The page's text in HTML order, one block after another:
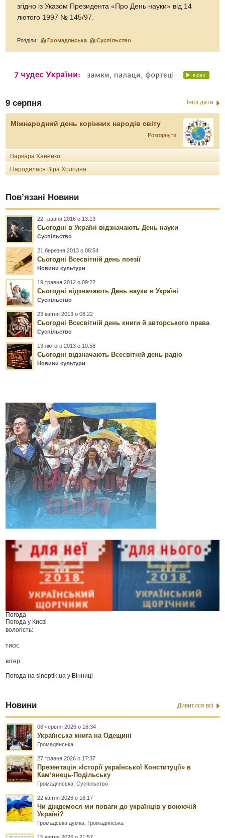
згідно із Указом Президента «Про День науки» від 14
лютого 1997 № 145/97.
Розділи: Громадянська Суспільство
9 серпня Інші дати
Міжнародний день корінних народів світу
Розгорнути
Варвара Ханенко
Народилася Віра Холодна
Пов’язані Новини
22 травня 2016 о 13:13
Сьогодні в Україні відзначають День науки
Суспільство
21 березня 2013 о 08:54
Сьогодні Всесвітній день поезії
Новини культури
19 травня 2012 о 09:22
Сьогодні відзначають День науки в Україні
Суспільство
23 квітня 2013 о 08:22
Сьогодні Всесвітній день книги й авторського права
Суспільство
13 лютого 2013 о 10:58
Сьогодні відзначають Всесвітній день радіо
Новини культури
Погода
Погода у Києві
вологість:
тиск:
вітер:
Погода наsinoptik.ua у Вінниці
Новини Дивитися всі
08 червня 2026 о 16:34
Українська книга на Одещині
Громадянська
27 травня 2026 о 17:37
Презентація «Історії української Конституції» в
Камʼянець-Подільську
Громадянська ,Суспільство
22 квітня 2026 о 16:17
Чи діждемося ми поваги до українців у воюючій
Україні?
Громадська думка Громадянська